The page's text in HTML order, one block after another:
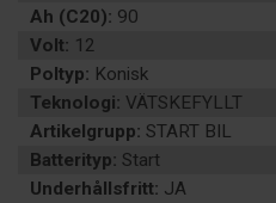
Ah (C20): 90
Volt: 12
Poltyp: Konisk
Teknologi: VÄTSKEFYLLT
Artikelgrupp: START BIL
Batterityp: Start
Underhållsfritt: JA